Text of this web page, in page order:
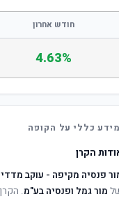
חודש אחרון
4.63%
מידע כללי על הקופה
הקרן
פנסיה מקיפה - עוקב מדדי
מור גמל ופנסיה בע"מ.